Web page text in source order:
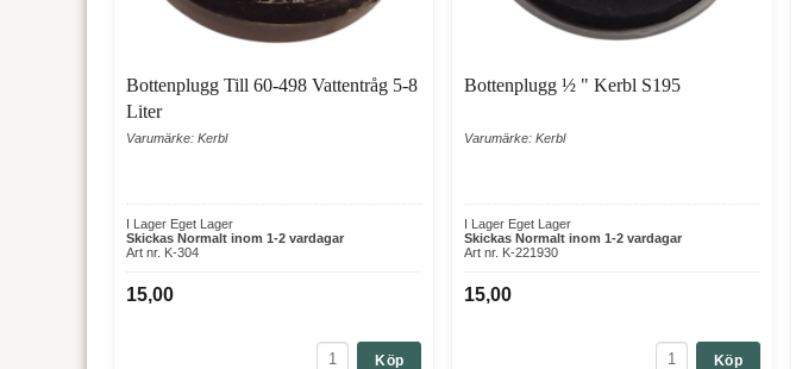
Bottenplugg Till 60-498 Vattentråg 5-8
Liter
Varumärke: Kerbl
I Lager Eget Lager
Skickas Normalt inom 1-2 vardagar
Art nr. K-304
15,00
Köp
Bottenplugg ½ " Kerbl S195
Varumärke: Kerbl
I Lager Eget Lager
Skickas Normalt inom 1-2 vardagar
Art nr. K-221930
15,00
Köp